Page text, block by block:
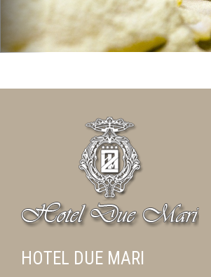
HOTEL DUE MARI